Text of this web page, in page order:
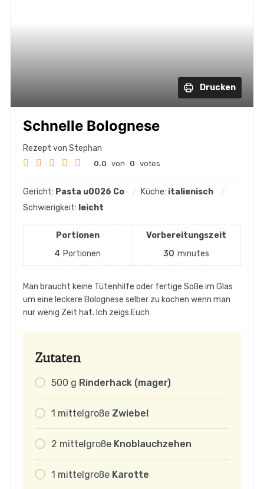
Drucken
Schnelle Bolognese
Rezept von Stephan
0.0 von 0 votes
Gericht: Pasta u0026 Co Küche: italienisch
Schwierigkeit: leicht
Portionen
4 Portionen
Vorbereitungszeit
30 minutes
Man braucht keine Tütenhilfe oder fertige Soße im Glas
um eine leckere Bolognese selber zu kochen wenn man
nur wenig Zeit hat. Ich zeigs Euch
Zutaten
500 g Rinderhack (mager)
1 mittelgroße Zwiebel
2 mittelgroße Knoblauchzehen
1 mittelgroße Karotte